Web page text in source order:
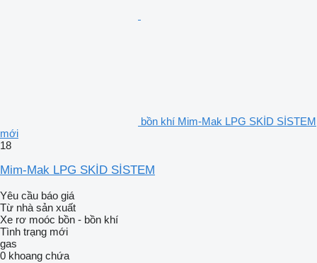
bồn khí Mim-Mak LPG SKİD SİSTEM
mới
18
Mim-Mak LPG SKİD SİSTEM
Yêu cầu báo giá
Từ nhà sản xuất
Xe rơ moóc bồn - bồn khí
Tình trạng mới
gas
0 khoang chứa